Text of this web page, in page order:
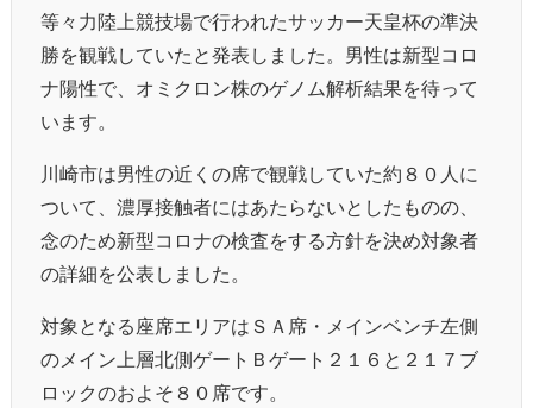
等々力陸上競技場で行われたサッカー天皇杯の準決
勝を観戦していたと発表しました。男性は新型コロ
ナ陽性で、オミクロン株のゲノム解析結果を待って
います。
川崎市は男性の近くの席で観戦していた約８０人に
ついて、濃厚接触者にはあたらないとしたものの、
念のため新型コロナの検査をする方針を決め対象者
の詳細を公表しました。
対象となる座席エリアはＳＡ席・メインベンチ左側
のメイン上層北側ゲートＢゲート２１６と２１７ブ
ロックのおよそ８０席です。